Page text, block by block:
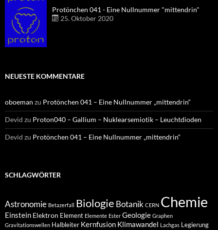
Protönchen 041 - Eine Nullnummer "mittendrin"
25. Oktober 2020
NEUESTE KOMMENTARE
oboeman zu Protönchen 041 – Eine Nullnummer „mittendrin“
Devid zu Proton040 – Gallium – Nuklearsemiotik – Leuchtdioden
Devid zu Protönchen 041 – Eine Nullnummer „mittendrin“
SCHLAGWÖRTER
Astronomie Betazerfall Biologie Botanik CERN Chemie
Einstein Elektron Element Elemente Ester Geologie Graphen
Gravitationswellen Halbleiter Kernfusion Klimawandel Lachgas Legierung